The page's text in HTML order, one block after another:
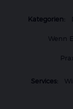
Kategorien:
Wenn
Services: